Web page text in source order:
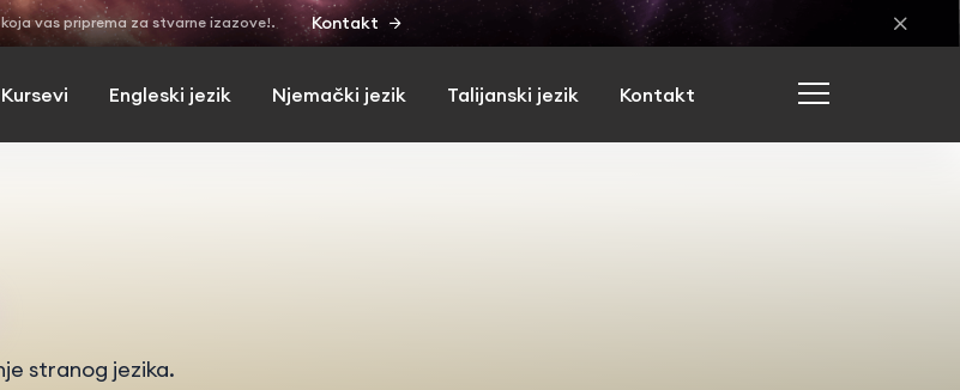
vas priprema za stvarne izazove!. Kontakt
Kursevi Engleski jezik Njemački jezik Talijanski jezik Kontakt
stranog jezika.